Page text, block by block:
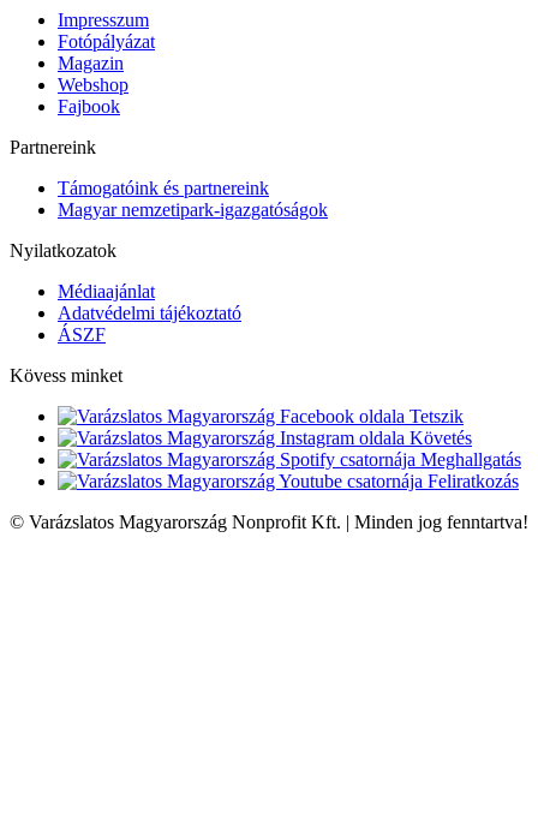
Impresszum
Fotópályázat
Magazin
Webshop
Fajbook
Partnereink
Támogatóink és partnereink
Magyar nemzetipark-igazgatóságok
Nyilatkozatok
Médiaajánlat
Adatvédelmi tájékoztató
ÁSZF
Kövess minket
Tetszik
Követés
Meghallgatás
Feliratkozás
© Varázslatos Magyarország Nonprofit Kft. | Minden jog fenntartva!